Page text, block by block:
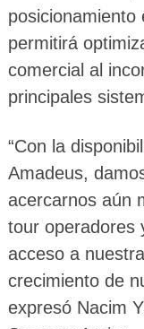
permitirá
comercial al
principales
“Con la
Amadeus,
acercarnos aún
tour operadores
acceso a
crecimiento de
expresó Nacim